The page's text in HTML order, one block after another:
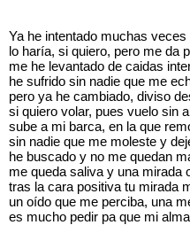
Ya he intentado muchas
lo haría, si quiero, pero me da
me he levantado de caidas
he sufrido sin nadie que me
pero ya he cambiado, diviso
si quiero volar, pues vuelo sin
sube a mi barca, en la que
sin nadie que me moleste y
he buscado y no me quedan
me queda saliva y una mirada
tras la cara positiva tu mirada
un oído que me perciba, una
es mucho pedir pa que mi